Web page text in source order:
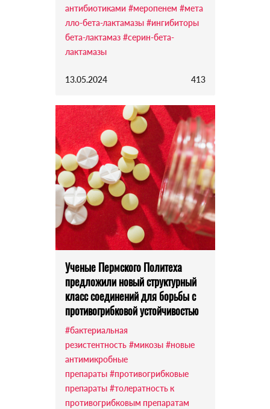
антибиотиками #меропенем #мета
лло-бета-лактамазы #ингибиторы
бета-лактамаз #серин-бета-
лактамазы
13.05.2024 413
Ученые Пермского Политеха
предложили новый структурный
класс соединений для борьбы с
противогрибковой устойчивостью
#бактериальная
резистентность #микозы #новые
антимикробные
препараты #противогрибковые
препараты #толератность к
противогрибковым препаратам